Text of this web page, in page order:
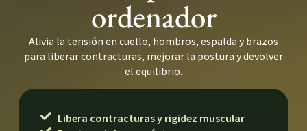
ordenador
Alivia la tensión en cuello, hombros, espalda y brazos
para liberar contracturas, mejorar la postura y devolver
el equilibrio.
Libera contracturas y rigidez muscular